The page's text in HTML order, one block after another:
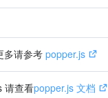
多请参考 popper.js
请查看popper.js 文档